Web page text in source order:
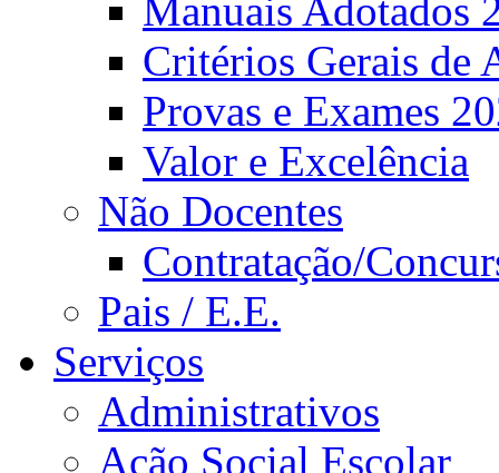
Manuais Adotados
Critérios Gerais de
Provas e Exames
Valor e Excelência
Não Docentes
Contratação/
Pais / E.E.
Serviços
Administrativos
Ação Social Escolar